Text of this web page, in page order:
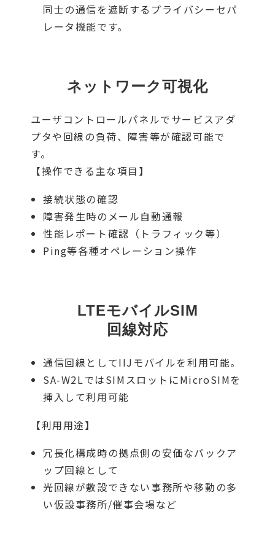
同士の通信を遮断するプライバシーセパ
レータ機能です。
ネットワーク可視化
ユーザコントロールパネルでサービスアダ
プタや回線の負荷、障害等が確認可能で
す。
【操作できる主な項目】
接続状態の確認
障害発生時のメール自動通報
性能レポート確認（トラフィック等）
Ping等各種オペレーション操作
LTEモバイルSIM
回線対応
通信回線としてIIJモバイルを利用可能。
SA-W2LではSIMスロットにMicroSIMを
挿入して利用可能
【利用用途】
冗⾧化構成時の拠点側の安価なバックア
ップ回線として
光回線が敷設できない事務所や移動の多
い仮設事務所/催事会場など